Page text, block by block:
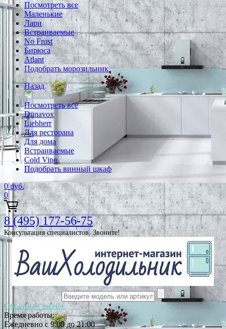
Посмотреть все
Маленькие
Лари
Встраиваемые
No Frost
Бирюса
Atlant
Подобрать морозильник
Назад
Посмотреть все
Dunavox
Liebherr
Для ресторана
Для дома
Встраиваемые
Cold Vine
Подобрать винный шкаф
0 руб.
0
8 (495) 177-56-75
Консультация специалистов. Звоните!
Обратный звонок
Время работы:
Ежедневно с 9:00 до 21:00